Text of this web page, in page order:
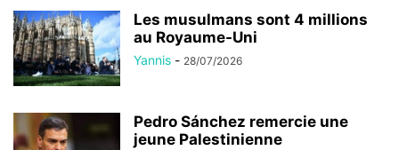
Les musulmans sont 4 millions
au Royaume-Uni
Yannis - 28/07/2026
Pedro Sánchez remercie une
jeune Palestinienne